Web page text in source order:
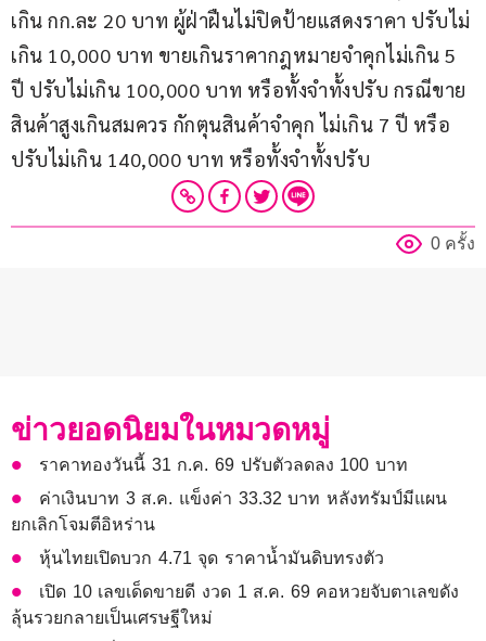
เกิน กก.ละ 20 บาท ผู้ฝ่าฝืนไม่ปิดป้ายแสดงราคา ปรับไม่
เกิน 10,000 บาท ขายเกินราคากฎหมายจำคุกไม่เกิน 5
ปี ปรับไม่เกิน 100,000 บาท หรือทั้งจำทั้งปรับ กรณีขาย
สินค้าสูงเกินสมควร กักตุนสินค้าจำคุก ไม่เกิน 7 ปี หรือ
ปรับไม่เกิน 140,000 บาท หรือทั้งจำทั้งปรับ
0 ครั้ง
ข่าวยอดนิยมในหมวดหมู่
ราคาทองวันนี้ 31 ก.ค. 69 ปรับตัวลดลง 100 บาท
ค่าเงินบาท 3 ส.ค. แข็งค่า 33.32 บาท หลังทรัมป์มีแผน
ยกเลิกโจมตีอิหร่าน
หุ้นไทยเปิดบวก 4.71 จุด ราคาน้ำมันดิบทรงตัว
เปิด 10 เลขเด็ดขายดี งวด 1 ส.ค. 69 คอหวยจับตาเลขดัง
ลุ้นรวยกลายเป็นเศรษฐีใหม่